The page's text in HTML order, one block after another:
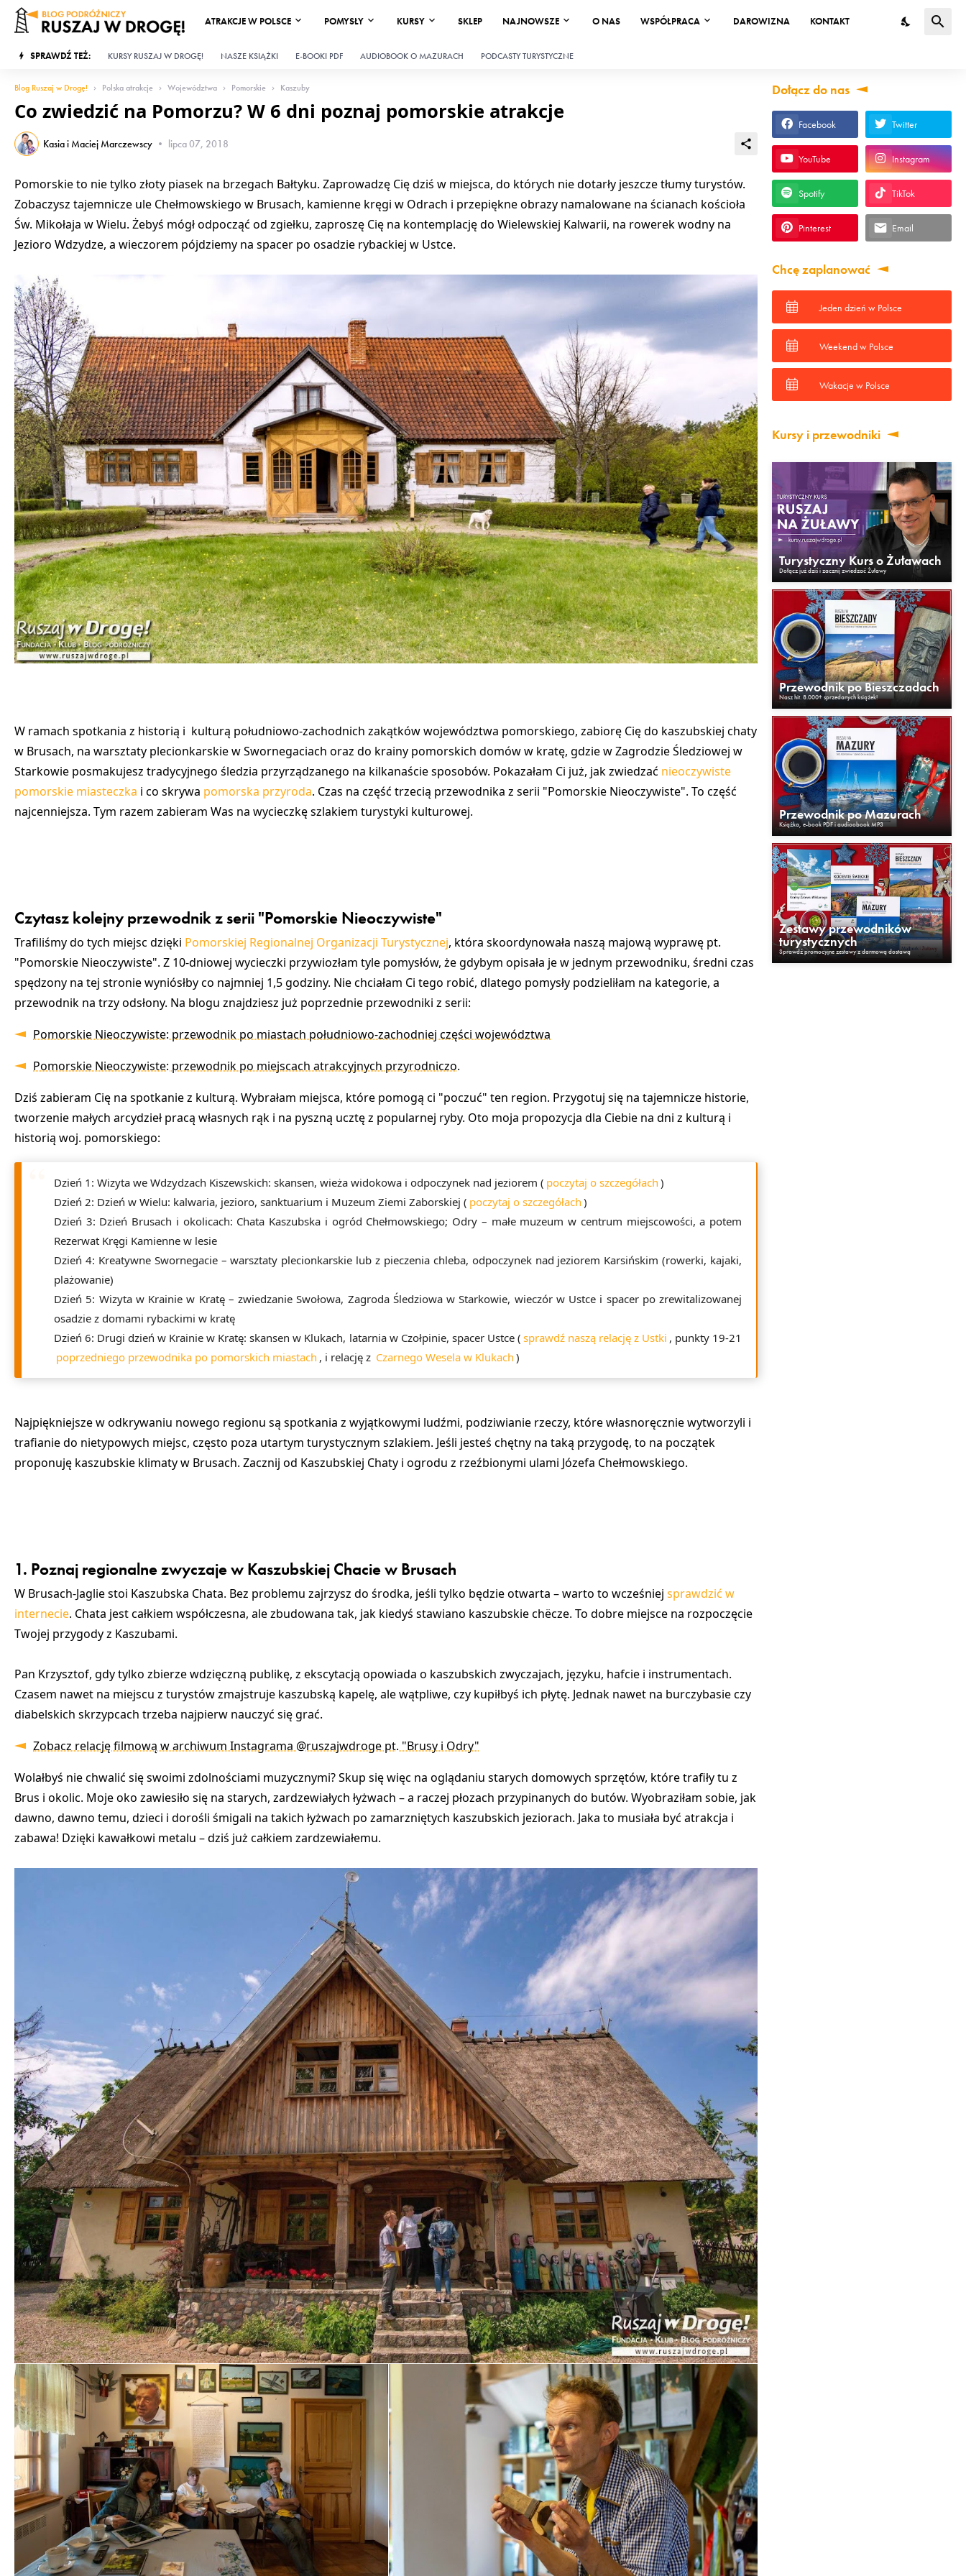
ATRAKCJE W POLSCE POMYSŁY KURSY SKLEP NAJNOWSZE O NAS WSPÓŁPRACA DAROWIZNA KONTAKT
SPRAWDŹ TEŻ: KURSY RUSZAJ W DROGĘ! NASZE KSIĄŻKI E-BOOKI PDF AUDIOBOOK O MAZURACH PODCASTY TURYSTYCZNE
Blog Ruszaj w Drogę! Polska atrakcje Województwa Pomorskie Kaszuby
Co zwiedzić na Pomorzu? W 6 dni poznaj pomorskie atrakcje
Kasia i Maciej Marczewscy • lipca 07, 2018
Pomorskie to nie tylko złoty piasek na brzegach Bałtyku. Zaprowadzę Cię dziś w miejsca, do których nie dotarły jeszcze tłumy turystów.
Zobaczysz tajemnicze ule Chełmowskiego w Brusach, kamienne kręgi w Odrach i przepiękne obrazy namalowane na ścianach kościoła
Św. Mikołaja w Wielu. Żebyś mógł odpocząć od zgiełku, zaproszę Cię na kontemplację do Wielewskiej Kalwarii, na rowerek wodny na
Jezioro Wdzydze, a wieczorem pójdziemy na spacer po osadzie rybackiej w Ustce.
W ramach spotkania z historią i kulturą południowo-zachodnich zakątków województwa pomorskiego, zabiorę Cię do kaszubskiej chaty
w Brusach, na warsztaty plecionkarskie w Swornegaciach oraz do krainy pomorskich domów w kratę, gdzie w Zagrodzie Śledziowej w
Starkowie posmakujesz tradycyjnego śledzia przyrządzanego na kilkanaście sposobów. Pokazałam Ci już, jak zwiedzać nieoczywiste
pomorskie miasteczka i co skrywa pomorska przyroda. Czas na część trzecią przewodnika z serii "Pomorskie Nieoczywiste". To część
najcenniejsza. Tym razem zabieram Was na wycieczkę szlakiem turystyki kulturowej.
Czytasz kolejny przewodnik z serii "Pomorskie Nieoczywiste"
Trafiliśmy do tych miejsc dzięki Pomorskiej Regionalnej Organizacji Turystycznej, która skoordynowała naszą majową wyprawę pt.
"Pomorskie Nieoczywiste". Z 10-dniowej wycieczki przywiozłam tyle pomysłów, że gdybym opisała je w jednym przewodniku, średni czas
spędzony na tej stronie wyniósłby co najmniej 1,5 godziny. Nie chciałam Ci tego robić, dlatego pomysły podzieliłam na kategorie, a
przewodnik na trzy odsłony. Na blogu znajdziesz już poprzednie przewodniki z serii:
Pomorskie Nieoczywiste: przewodnik po miastach południowo-zachodniej części województwa
Pomorskie Nieoczywiste: przewodnik po miejscach atrakcyjnych przyrodniczo.
Dziś zabieram Cię na spotkanie z kulturą. Wybrałam miejsca, które pomogą ci "poczuć" ten region. Przygotuj się na tajemnicze historie,
tworzenie małych arcydzieł pracą własnych rąk i na pyszną ucztę z popularnej ryby. Oto moja propozycja dla Ciebie na dni z kulturą i
historią woj. pomorskiego:
Dzień 1: Wizyta we Wdzydzach Kiszewskich: skansen, wieża widokowa i odpoczynek nad jeziorem ( poczytaj o szczegółach )
Dzień 2: Dzień w Wielu: kalwaria, jezioro, sanktuarium i Muzeum Ziemi Zaborskiej ( poczytaj o szczegółach )
Dzień 3: Dzień Brusach i okolicach: Chata Kaszubska i ogród Chełmowskiego; Odry – małe muzeum w centrum miejscowości, a potem
Rezerwat Kręgi Kamienne w lesie
Dzień 4: Kreatywne Swornegacie– warsztaty plecionkarskie lub z pieczenia chleba, odpoczynek nad jeziorem Karsińskim (rowerki, kajaki,
plażowanie)
Dzień 5: Wizyta w Krainie w Kratę– zwiedzanie Swołowa, Zagroda Śledziowa w Starkowie, wieczór w Ustce i spacer po zrewitalizowanej
osadzie z domami rybackimi w kratę
Dzień 6: Drugi dzień w Krainie w Kratę:skansen w Klukach, latarnia w Czołpinie, spacer Ustce ( sprawdź naszą relację z Ustki , punkty 19-21
poprzedniego przewodnika po pomorskich miastach , i relację z Czarnego Wesela w Klukach )
Najpiękniejsze w odkrywaniu nowego regionu są spotkania z wyjątkowymi ludźmi, podziwianie rzeczy, które własnoręcznie wytworzyli i
trafianie do nietypowych miejsc, często poza utartym turystycznym szlakiem. Jeśli jesteś chętny na taką przygodę, to na początek
proponuję kaszubskie klimaty w Brusach. Zacznij od Kaszubskiej Chaty i ogrodu z rzeźbionymi ulami Józefa Chełmowskiego.
1. Poznaj regionalne zwyczaje w Kaszubskiej Chacie w Brusach
W Brusach-Jaglie stoi Kaszubska Chata. Bez problemu zajrzysz do środka, jeśli tylko będzie otwarta – warto to wcześniej sprawdzić w
internecie. Chata jest całkiem współczesna, ale zbudowana tak, jak kiedyś stawiano kaszubskie chëcze. To dobre miejsce na rozpoczęcie
Twojej przygody z Kaszubami.
Pan Krzysztof, gdy tylko zbierze wdzięczną publikę, z ekscytacją opowiada o kaszubskich zwyczajach, języku, hafcie i instrumentach.
Czasem nawet na miejscu z turystówzmajstruje kaszubską kapelę, ale wątpliwe, czy kupiłbyś ich płytę. Jednak nawet na burczybasie czy
diabelskich skrzypcach trzeba najpierw nauczyć się grać.
Zobacz relację filmową w archiwum Instagrama @ruszajwdroge pt. "Brusy i Odry"
Wolałbyś nie chwalić się swoimi zdolnościami muzycznymi? Skup się więc na oglądaniu starych domowych sprzętów, które trafiły tu z
Brus i okolic. Moje oko zawiesiło się na starych, zardzewiałych łyżwach – a raczej płozach przypinanych do butów. Wyobraziłam sobie, jak
dawno, dawno temu, dzieci i dorośli śmigali na takich łyżwach po zamarzniętych kaszubskich jeziorach. Jaka to musiała być atrakcja i
zabawa! Dzięki kawałkowi metalu – dziś już całkiem zardzewiałemu.
Dołącz do nas
Facebook Twitter
YouTube Instagram
Spotify TikTok
Pinterest Email
Chcę zaplanować
Jeden dzień w Polsce
Weekend w Polsce
Wakacje w Polsce
Kursy i przewodniki
Turystyczny Kurs o Żuławach
Dołącz już dziś i zacznij zwiedzać Żuławy
Przewodnik po Bieszczadach
Nasz hit. 8.000+ sprzedanych książek!
Przewodnik po Mazurach
Książka, e-book PDF i audioobook MP3
Zestawy przewodników
turystycznych
Sprawdź promocyjne zestawy z darmową dostawą